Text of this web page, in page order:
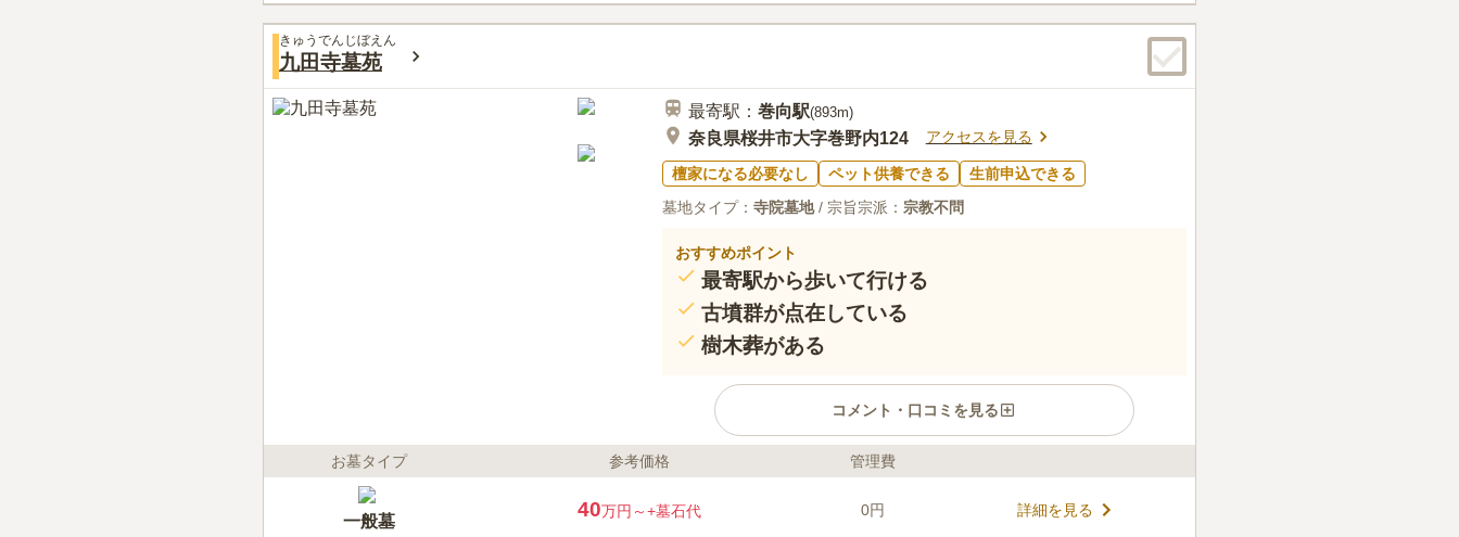
山古墳」という大きな前方後円墳が近くにあるので、お参りの
きゅうでんじぼえん
九田寺墓苑
最寄駅： 巻向駅(893m)
奈良県桜井市大字巻野内124 アクセスを見る
檀家になる必要なし ペット供養できる
生前申込できる
墓地タイプ： 寺院墓地/ 宗旨宗派： 宗教不問
おすすめポイント
最寄駅から歩いて行ける
古墳群が点在している
樹木葬がある
コメント・口コミを見る
ライフドット編集部のコメント
台国の卑弥呼の墓と伝わる箸墓古墳が近くにあります。 太古の
お墓タイプ 参考価格 管理費
一般墓
40万円～+墓石代 0円 詳細を見る